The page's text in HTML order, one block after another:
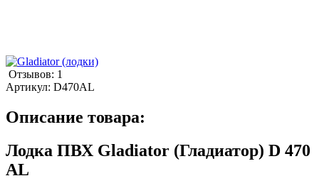
Отзывов: 1
Артикул: D470AL
Описание товара:
Лодка ПВХ Gladiator (Гладиатор) D 470
AL